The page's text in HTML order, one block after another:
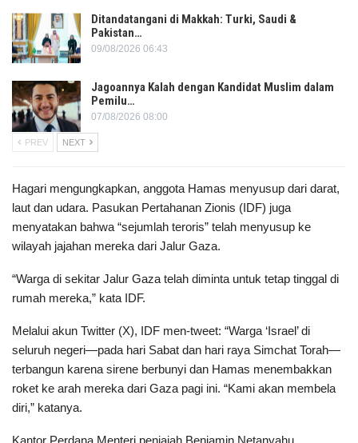
Ditandatangani di Makkah: Turki, Saudi &
Pakistan…
09/08/2026 06:43
Jagoannya Kalah dengan Kandidat Muslim dalam
Pemilu…
07/08/2026 08:00
PREV NEXT
Hagari mengungkapkan, anggota Hamas menyusup dari darat,
laut dan udara. Pasukan Pertahanan Zionis (IDF) juga
menyatakan bahwa “sejumlah teroris” telah menyusup ke
wilayah jajahan mereka dari Jalur Gaza.
“Warga di sekitar Jalur Gaza telah diminta untuk tetap tinggal di
rumah mereka,” kata IDF.
Melalui akun Twitter (X), IDF men-tweet: “Warga ‘Israel’ di
seluruh negeri—pada hari Sabat dan hari raya Simchat Torah—
terbangun karena sirene berbunyi dan Hamas menembakkan
roket ke arah mereka dari Gaza pagi ini. “Kami akan membela
diri,” katanya.
Kantor Perdana Menteri penjajah Benjamin Netanyahu